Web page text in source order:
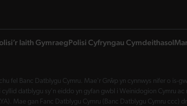
page
Iaith GymraegPolisi Cyfryngau Cymdeithasol
fel Banc Datblygu Cymru. Mae'r Grŵp yn cynnwys nifer o is-
datblygu sy'n eiddo yn gyfan gwbl i Weinidogion Cymru
Mae gan Fanc Datblygu Cymru (Banc Datblygu Cymru ccc)